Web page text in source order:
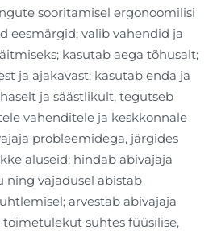
sooritamisel ergonoomilisi
eesmärgid; valib vahendid ja
kasutab aega tõhusalt;
ja ajakavast; kasutab enda ja
ja säästlikult, tegutseb
vahenditele ja keskkonnale
probleemidega, järgides
aluseid; hindab abivajaja
ning vajadusel abistab
arvestab abivajaja
suhtes füüsilise,